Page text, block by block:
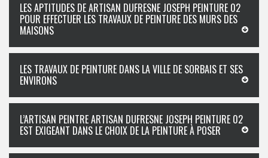
LES APTITUDES DE ARTISAN DUFRESNE JOSEPH PEINTURE 02
POUR EFFECTUER LES TRAVAUX DE PEINTURE DES MURS DES
MAISONS
LES TRAVAUX DE PEINTURE DANS LA VILLE DE SORBAIS ET SES
ENVIRONS
L’ARTISAN PEINTRE ARTISAN DUFRESNE JOSEPH PEINTURE 02
EST EXIGEANT DANS LE CHOIX DE LA PEINTURE À POSER